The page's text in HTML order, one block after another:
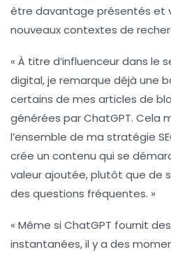
être davantage présentés et
nouveaux contextes de
« À titre d’influenceur dans le
digital, je remarque déjà une
certains de mes articles de
générées parChatGPT. Cela
l’ensemble de ma stratégie
crée un contenu qui se
valeur ajoutée, plutôt que de
des questions fréquentes. »
« Même si ChatGPT fournit
instantanées, il y a des